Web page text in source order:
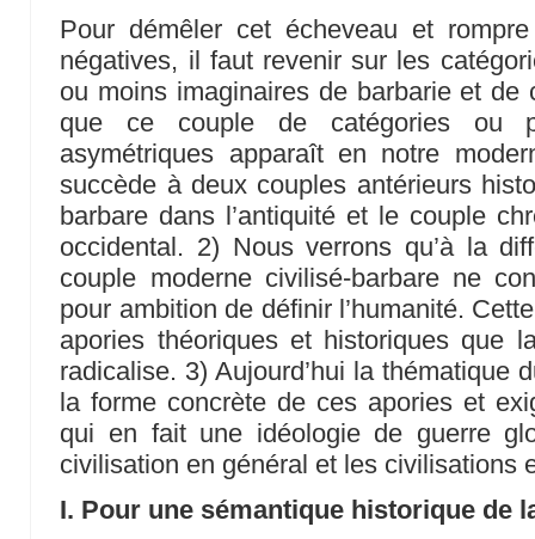
Pour démêler cet écheveau et
négatives, il faut revenir sur les
ou moins imaginaires de barbarie et de
que ce couple de catégories ou
asymétriques apparaît en notre
succède à deux couples antérieurs
barbare dans l’antiquité et le couple
occidental. 2) Nous verrons qu’à la
couple moderne civilisé-barbare ne
pour ambition de définir l’humanité.
apories théoriques et historiques que
radicalise. 3) Aujourd’hui la thématique
la forme concrète de ces apories et
qui en fait une idéologie de guerre
civilisation en général et les civilisations
I. Pour une sémantique historique de